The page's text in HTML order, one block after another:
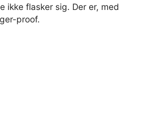
ikke flasker sig. Der er, med
proof.